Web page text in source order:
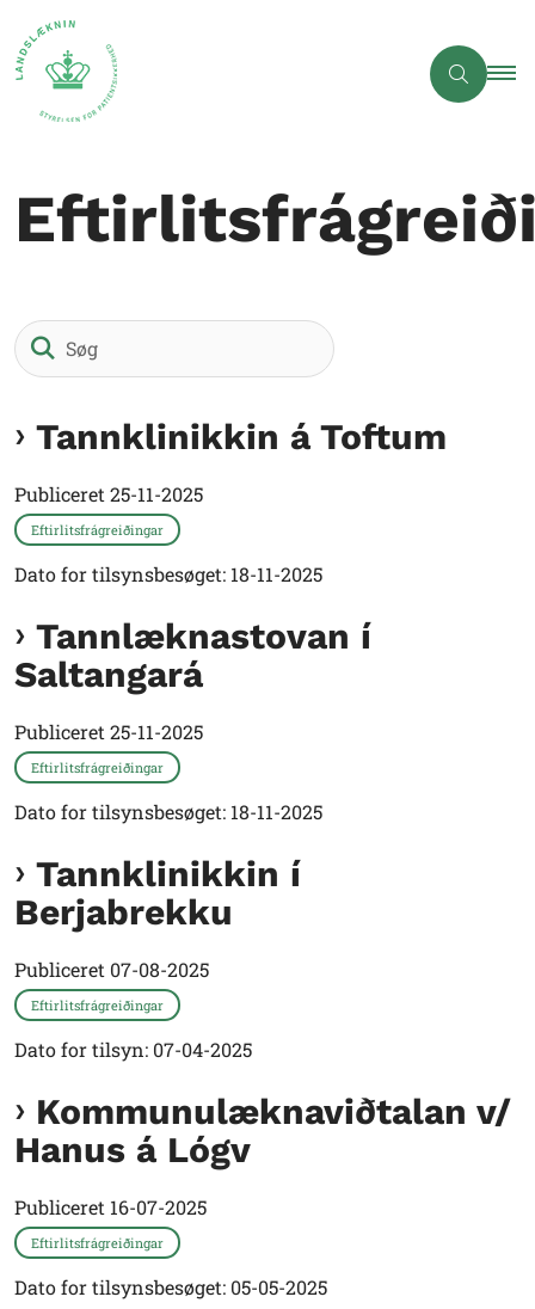
Tannklinikkin á Toftum
Publiceret25-11-2025
Eftirlitsfrágreiðingar
Dato for tilsynsbesøget: 18-11-2025
Tannlæknastovan í
Saltangará
Publiceret25-11-2025
Eftirlitsfrágreiðingar
Dato for tilsynsbesøget: 18-11-2025
Tannklinikkin í
Berjabrekku
Publiceret 07-08-2025
Eftirlitsfrágreiðingar
Dato for tilsyn: 07-04-2025
Kommunulæknaviðtalan v/
Hanus á Lógv
Publiceret 16-07-2025
Eftirlitsfrágreiðingar
Dato for tilsynsbesøget: 05-05-2025